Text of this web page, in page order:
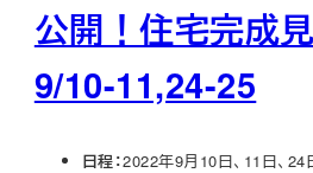
公開！住宅完成
9/10-11,24-25
日程：2022年9月10日、11日、24